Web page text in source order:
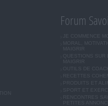
Forum
JE COMMENCE
MORAL,
MAIGRIR
QUESTIONS
MAIGRIR
OUTILS DE
RECETTES COHEN
PRODUITS ET
SPORT ET
RENCONTRES
PETITES